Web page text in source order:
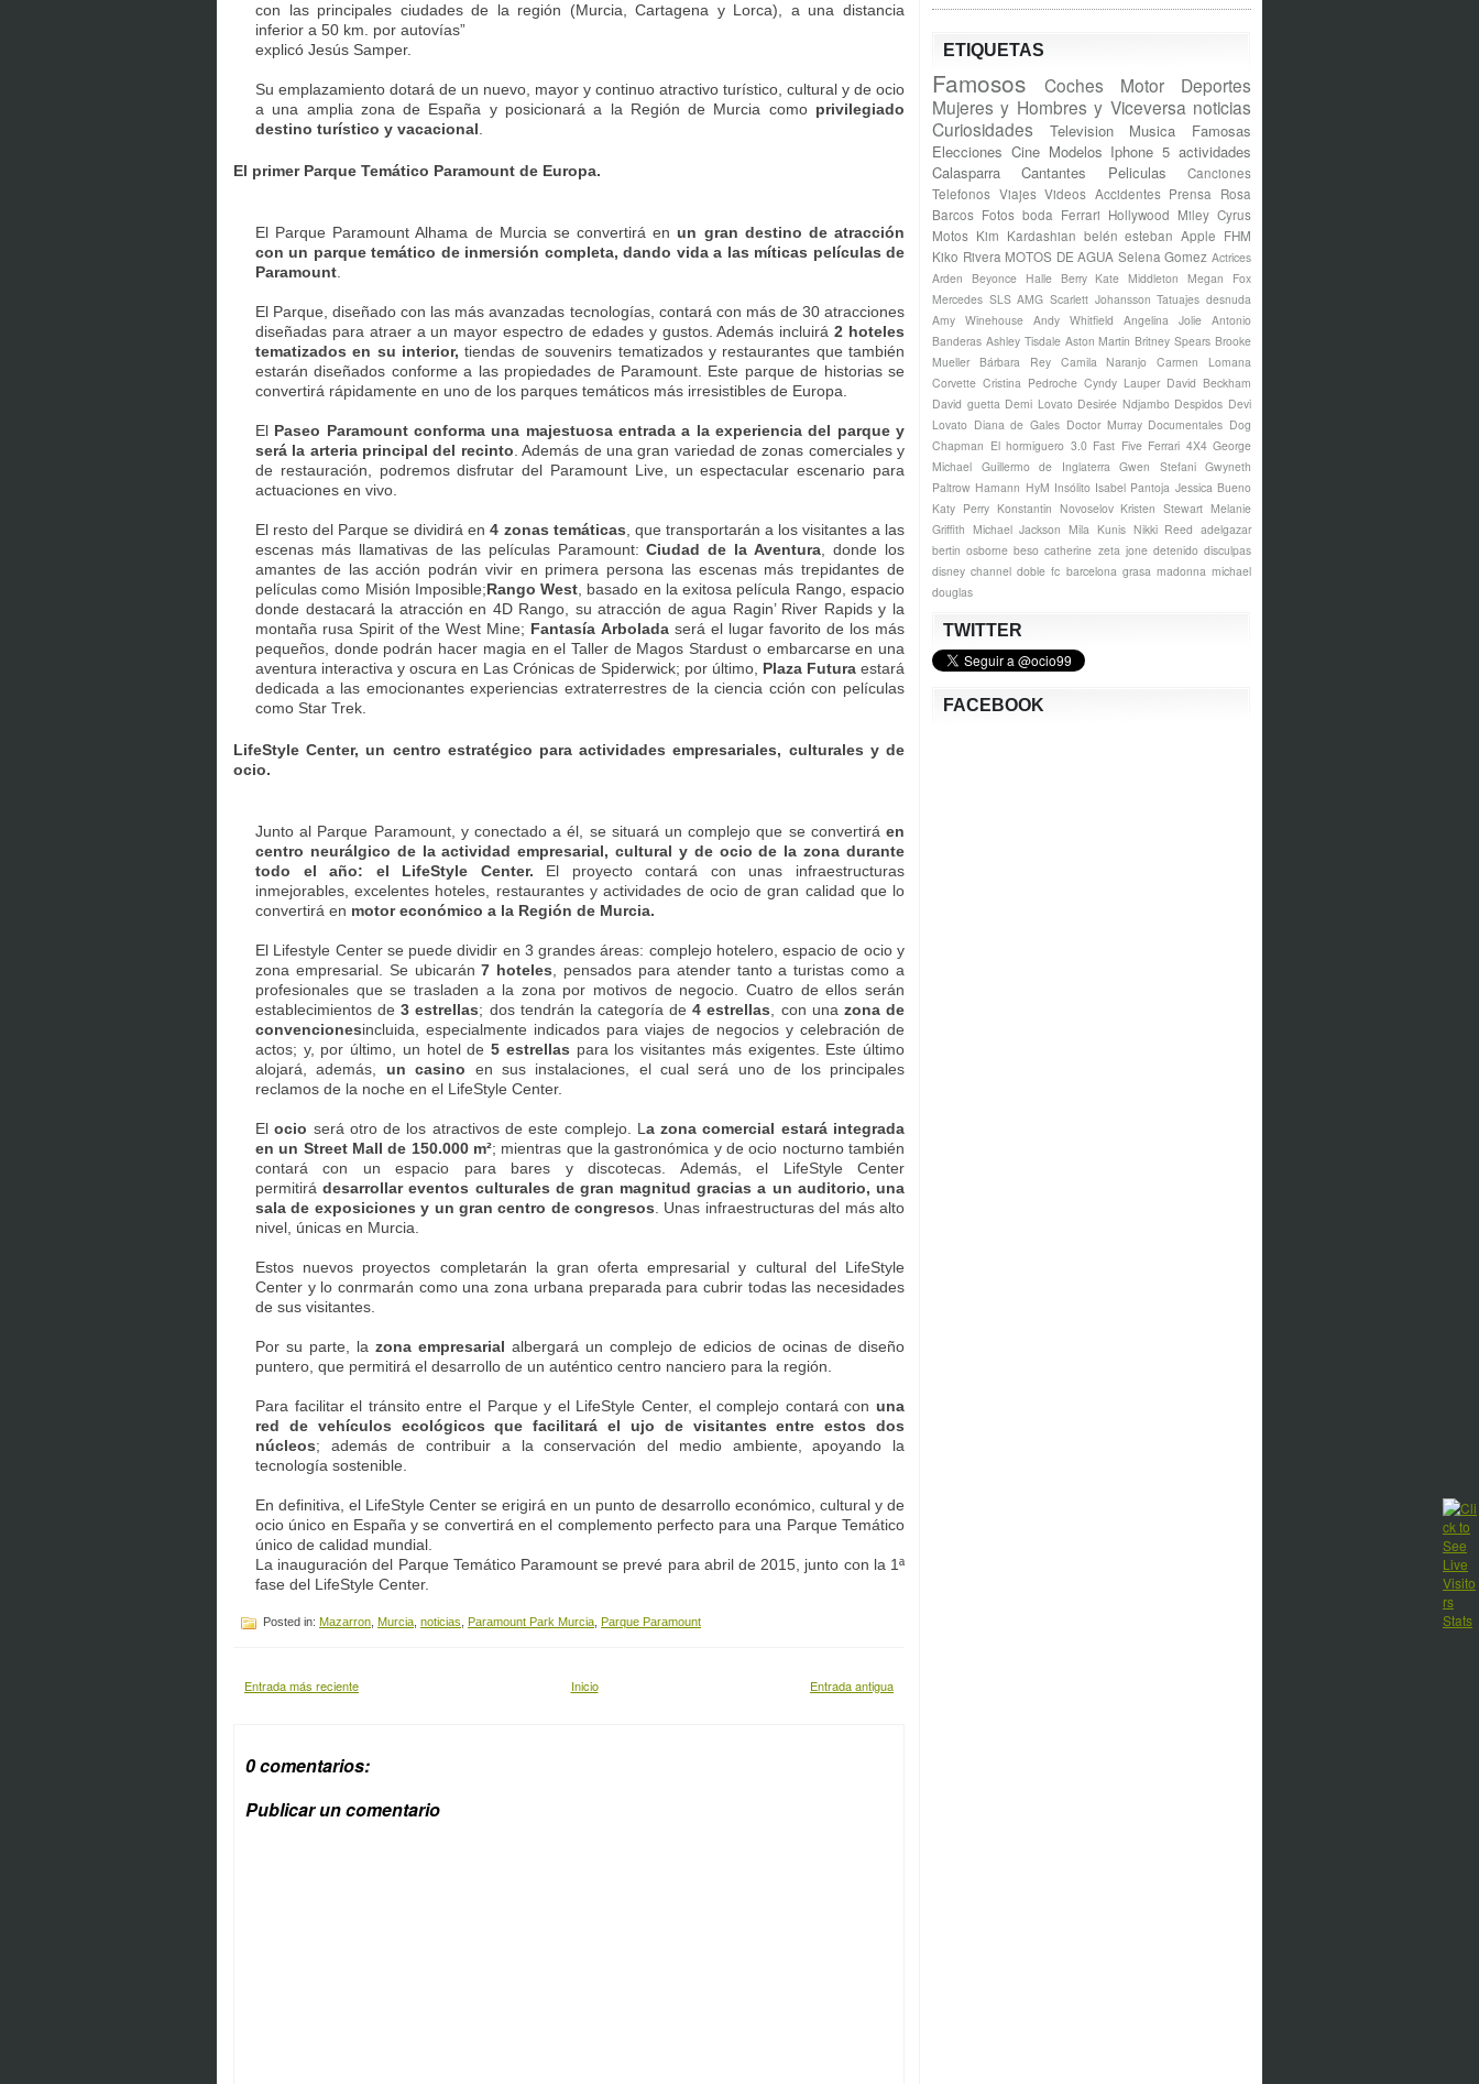
con las principales ciudades de la región (Murcia, Cartagena y Lorca), a una distancia
inferior a 50 km. por autovías”
explicó Jesús Samper.
Su emplazamiento dotará de un nuevo, mayor y continuo atractivo turístico, cultural y de ocio
a una amplia zona de España y posicionará a la Región de Murcia como privilegiado
destino turístico y vacacional
El primer Parque Temático Paramount de Europa.
El Parque Paramount Alhama de Murcia se convertirá en un gran destino de atracción
con un parque temático de inmersión completa, dando vida a las míticas películas de
Paramount
El Parque, diseñado con las más avanzadas tecnologías, contará con más de 30 atracciones
diseñadas para atraer a un mayor espectro de edades y gustos. Además incluirá2 hoteles
tematizados en su interior, tiendas de souvenirs tematizados y restaurantes que también
estarán diseñados conforme a las propiedades de Paramount. Este parque de historias se
convertirá rápidamente en uno de los parques temáticos más irresistibles de Europa.
El Paseo Paramount conforma una majestuosa entrada a la experiencia del parque y
será la arteria principal del recinto . Además de una gran variedad de zonas comerciales y
de restauración, podremos disfrutar del Paramount Live, un espectacular escenario para
actuaciones en vivo.
El resto del Parque se dividirá en4 zonas temáticas , que transportarán a los visitantes a las
escenas más llamativas de las películas Paramount:Ciudad de la Aventura , donde los
amantes de las acción podrán vivir en primera persona las escenas más trepidantes de
películas como Misión Imposible;Rango West , basado en la exitosa película Rango, espacio
donde destacará la atracción en 4D Rango, su atracción de agua Ragin’ River Rapids y la
montaña rusa Spirit of the West Mine; Fantasía Arboladaserá el lugar favorito de los más
pequeños, donde podrán hacer magia en el Taller de Magos Stardust o embarcarse en una
aventura interactiva y oscura en Las Crónicas de Spiderwick; por último, Plaza Futura estará
dedicada a las emocionantes experiencias extraterrestres de la ciencia cción con películas
como Star Trek.
LifeStyle Center, un centro estratégico para actividades empresariales, culturales y de
ocio.
Junto al Parque Paramount, y conectado a él, se situará un complejo que se convertirá en
centro neurálgico de la actividad empresarial, cultural y de ocio de la zona durante
todo el año: el LifeStyle Center. El proyecto contará con unas infraestructuras
inmejorables, excelentes hoteles, restaurantes y actividades de ocio de gran calidad que lo
convertirá en motor económico a la Región de Murcia.
El Lifestyle Center se puede dividir en 3 grandes áreas: complejo hotelero, espacio de ocio y
zona empresarial. Se ubicarán7 hoteles , pensados para atender tanto a turistas como a
profesionales que se trasladen a la zona por motivos de negocio. Cuatro de ellos serán
establecimientos de 3 estrellas; dos tendrán la categoría de 4 estrellas , con una zona de
convencionesincluida, especialmente indicados para viajes de negocios y celebración de
actos; y, por último, un hotel de 5 estrellas para los visitantes más exigentes. Este último
alojará, además, un casino en sus instalaciones, el cual será uno de los principales
reclamos de la noche en el LifeStyle Center.
Elocio será otro de los atractivos de este complejo. L a zona comercial estará integrada
en un Street Mall de 150.000 m²; mientras que la gastronómica y de ocio nocturno también
contará con un espacio para bares y discotecas. Además, el LifeStyle Center
permitirádesarrollar eventos culturales de gran magnitud gracias a un auditorio, una
sala de exposiciones y un gran centro de congresos . Unas infraestructuras del más alto
nivel, únicas en Murcia.
Estos nuevos proyectos completarán la gran oferta empresarial y cultural del LifeStyle
Center y lo conrmarán como una zona urbana preparada para cubrir todas las necesidades
de sus visitantes.
Por su parte, la zona empresarial albergará un complejo de edicios de ocinas de diseño
puntero, que permitirá el desarrollo de un auténtico centro nanciero para la región.
Para facilitar el tránsito entre el Parque y el LifeStyle Center, el complejo contará con una
red de vehículos ecológicos que facilitará el ujo de visitantes entre estos dos
núcleos; además de contribuir a la conservación del medio ambiente, apoyando la
tecnología sostenible.
En definitiva, el LifeStyle Center se erigirá en un punto de desarrollo económico, cultural y de
ocio único en España y se convertirá en el complemento perfecto para una Parque Temático
único de calidad mundial.
La inauguración del Parque Temático Paramount se prevé para abril de 2015, junto con la 1ª
fase del LifeStyle Center.
Posted in: Mazarron Murcia noticias Paramount Park Murcia Parque Paramount
Entrada más reciente Entrada antigua
Inicio
0 comentarios:
Publicar un comentario
ETIQUETAS
Famosos Coches Motor
Deportes
Mujeres y Hombres y Viceversa noticias
Curiosidades
Television Musica
Famosas
Elecciones Cine Modelos Iphone 5 actividades
Calasparra
Cantantes Peliculas
Canciones
Telefonos Viajes Videos Accidentes Prensa Rosa
Barcos Fotos boda Ferrari Hollywood Miley Cyrus
Motos Kim Kardashian belén esteban Apple FHM
Kiko Rivera MOTOS DE AGUA Selena Gomez Actrices
Arden
Beyonce Halle Berry Kate Middleton
Megan Fox
Mercedes SLS AMG Scarlett Johansson Tatuajes desnuda
Amy Winehouse Andy Whitfield Angelina Jolie Antonio
Banderas Ashley Tisdale Aston Martin Britney Spears Brooke
Mueller
Bárbara Rey Camila Naranjo
Carmen Lomana
Corvette Cristina Pedroche Cyndy Lauper David Beckham
David guetta Demi Lovato Desirée Ndjambo Despidos Devi
Lovato Diana de Gales Doctor Murray Documentales Dog
Chapman El hormiguero 3.0 Fast Five Ferrari 4X4 George
Michael Guillermo de Inglaterra Gwen Stefani Gwyneth
Paltrow Hamann HyM Insólito Isabel Pantoja Jessica Bueno
Katy Perry Konstantin Novoselov Kristen Stewart Melanie
Griffith Michael Jackson Mila Kunis Nikki Reed adelgazar
bertin osborne beso catherine zeta jone detenido disculpas
disney channel doble fc barcelona grasa madonna michael
douglas
TWITTER
FACEBOOK